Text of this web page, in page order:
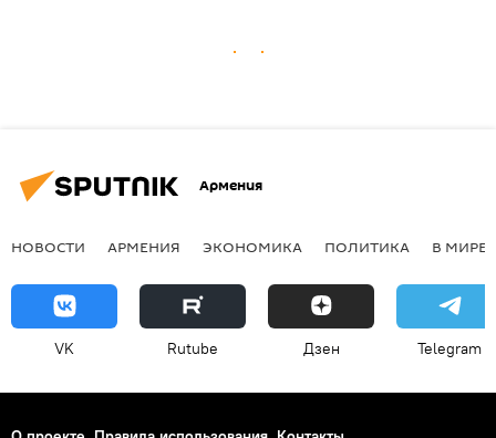
Армения
НОВОСТИ АРМЕНИЯ ЭКОНОМИКА ПОЛИТИКА В МИРЕ
VK Rutube Дзен Telegram